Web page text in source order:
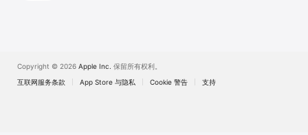
Copyright © 2026 Apple Inc. 保留所有权利。
互联网服务条款
App Store 与隐私 Cookie 警告 支持